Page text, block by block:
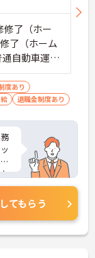
了（ホー
了（ホーム
自動車運転
度あり
退職金制度あり
てもらう